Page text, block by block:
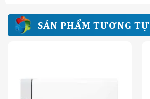
SẢN PHẨM TƯƠNG TỰ